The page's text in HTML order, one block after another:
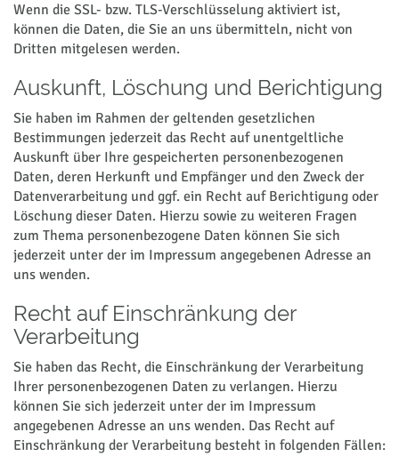
Wenn die SSL- bzw. TLS-Verschlüsselung aktiviert ist,
können die Daten, die Sie an uns übermitteln, nicht von
Dritten mitgelesen werden.
Auskunft, Löschung und Berichtigung
Sie haben im Rahmen der geltenden gesetzlichen
Bestimmungen jederzeit das Recht auf unentgeltliche
Auskunft über Ihre gespeicherten personenbezogenen
Daten, deren Herkunft und Empfänger und den Zweck der
Datenverarbeitung und ggf. ein Recht auf Berichtigung oder
Löschung dieser Daten. Hierzu sowie zu weiteren Fragen
zum Thema personenbezogene Daten können Sie sich
jederzeit unter der im Impressum angegebenen Adresse an
uns wenden.
Recht auf Einschränkung der
Verarbeitung
Sie haben das Recht, die Einschränkung der Verarbeitung
Ihrer personenbezogenen Daten zu verlangen. Hierzu
können Sie sich jederzeit unter der im Impressum
angegebenen Adresse an uns wenden. Das Recht auf
Einschränkung der Verarbeitung besteht in folgenden Fällen: